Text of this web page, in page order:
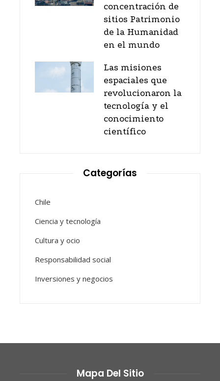
concentración de
sitios Patrimonio
de la Humanidad
en el mundo
Las misiones
espaciales que
revolucionaron la
tecnología y el
conocimiento
científico
Categorías
Chile
Ciencia y tecnología
Cultura y ocio
Responsabilidad social
Inversiones y negocios
Mapa Del Sitio